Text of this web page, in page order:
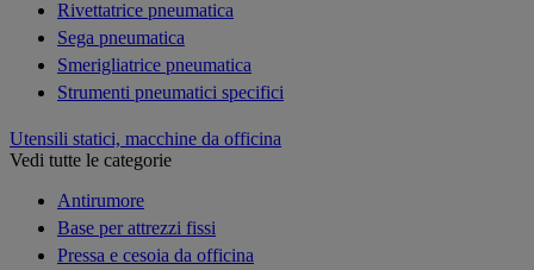
Rivettatrice pneumatica
Sega pneumatica
Smerigliatrice pneumatica
Strumenti pneumatici specifici
Utensili statici, macchine da officina
Vedi tutte le categorie
Antirumore
Base per attrezzi fissi
Pressa e cesoia da officina